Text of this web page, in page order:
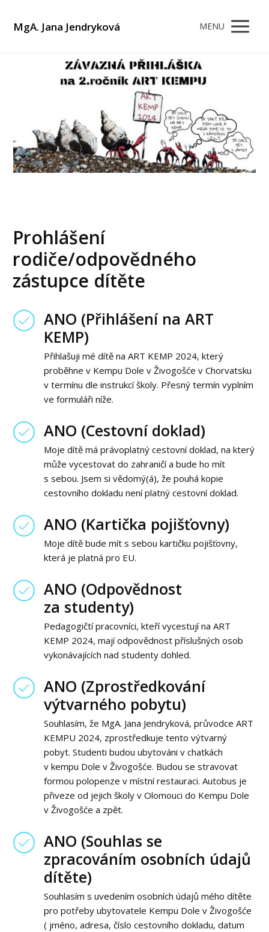
MgA. Jana Jendryková MENU
Prohlášení
rodiče/odpovědného
zástupce dítěte
ANO (Přihlášení na ART
KEMP)
Přihlašuji mé dítě na ART KEMP 2024, který
proběhne v Kempu Dole v Živogošće v Chorvatsku
v termínu dle instrukcí školy. Přesný termín vyplním
ve formuláři níže.
ANO (Cestovní doklad)
Moje dítě má právoplatný cestovní doklad, na který
může vycestovat do zahraničí a bude ho mít
s sebou. Jsem si vědomý(á), že pouhá kopie
cestovního dokladu není platný cestovní doklad.
ANO (Kartička pojišťovny)
Moje dítě bude mít s sebou kartičku pojišťovny,
která je platná pro EU.
ANO (Odpovědnost
za studenty)
Pedagogičtí pracovníci, kteří vycestují na ART
KEMP 2024, mají odpovědnost příslušných osob
vykonávajících nad studenty dohled.
ANO (Zprostředkování
výtvarného pobytu)
Souhlasím, že MgA. Jana Jendryková, průvodce ART
KEMPU 2024, zprostředkuje tento výtvarný
pobyt. Studenti budou ubytováni v chatkách
v kempu Dole v Živogošće. Budou se stravovat
formou polopenze v místní restauraci. Autobus je
přiveze od jejich školy v Olomouci do Kempu Dole
v Živogošće a zpět.
ANO (Souhlas se
zpracováním osobních údajů
dítěte)
Souhlasím s uvedením osobních údajů mého dítěte
pro potřeby ubytovatele Kempu Dole v Živogošće
( jméno, adresa, číslo cestovního dokladu, datum